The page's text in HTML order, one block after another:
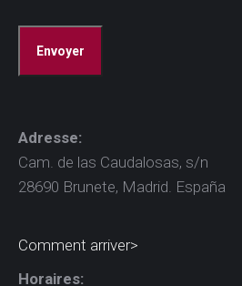
Adresse:
Cam. de las Caudalosas, s/n
28690 Brunete, Madrid. España
Comment arriver>
Horaires: